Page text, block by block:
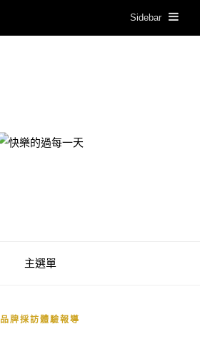
Sidebar
快樂的過每一天
主選單
品牌採訪體驗報導